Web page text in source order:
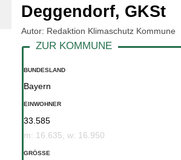
Deggendorf, GKSt
Autor: Redaktion Klimaschutz Kommune
BUNDESLAND
Bayern
EINWOHNER
33.585
m: 16.635, w: 16.950
GRÖSSE